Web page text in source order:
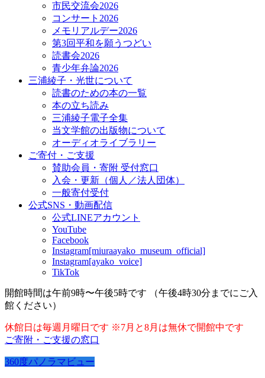
市民交流会2026
コンサート2026
メモリアルデー2026
第3回平和を願うつどい
読書会2026
青少年弁論2026
三浦綾子・光世について
読書のための本の一覧
本の立ち読み
三浦綾子電子全集
当文学館の出版物について
オーディオライブラリー
ご寄付・ご支援
賛助会員・寄附 受付窓口
入会・更新（個人／法人団体）
一般寄付受付
公式SNS・動画配信
公式LINEアカウント
YouTube
Facebook
Instagram[miuraayako_museum_official]
Instagram[ayako_voice]
TikTok
開館時間は午前9時〜午後5時です （午後4時30分までにご入
館ください）
休館日は毎週月曜日です ※7月と8月は無休で開館中です
ご寄附・ご支援の窓口
360度パノラマビュー